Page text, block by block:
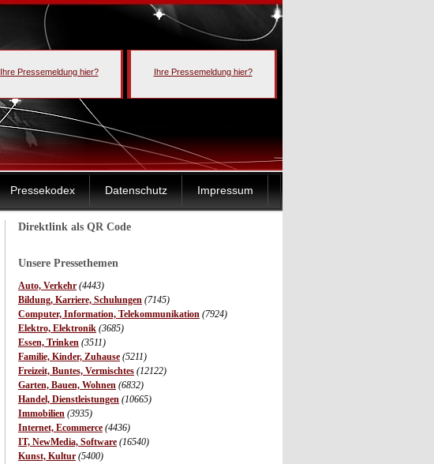
Ihre Pressemeldung hier? Ihre Pressemeldung hier?
Pressekodex Datenschutz Impressum
Direktlink als QR Code
Unsere Pressethemen
Auto, Verkehr (4443)
Bildung, Karriere, Schulungen (7145)
Computer, Information, Telekommunikation (7924)
Elektro, Elektronik (3685)
Essen, Trinken (3511)
Familie, Kinder, Zuhause (5211)
Freizeit, Buntes, Vermischtes (12122)
Garten, Bauen, Wohnen (6832)
Handel, Dienstleistungen (10665)
Immobilien (3935)
Internet, Ecommerce (4436)
IT, NewMedia, Software (16540)
Kunst, Kultur (5400)